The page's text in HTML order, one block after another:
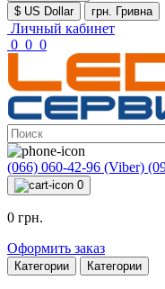
$ US Dollar
грн. Гривна
Личный кабинет
0 0 0
(066) 060-42-96 (Viber)
0
0 грн.
Оформить заказ
Категории Категории